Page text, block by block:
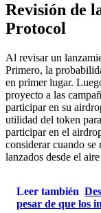
Revisión de
Protocol
Al revisar un
Primero, la
en primer lugar.
proyecto a las
participar en su
utilidad del token
participar en el
considerar cuando se
lanzados desde el
Leer también
pesar de que los